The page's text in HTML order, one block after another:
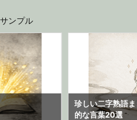
サンプル
珍しい二字熟語
的な言葉20選